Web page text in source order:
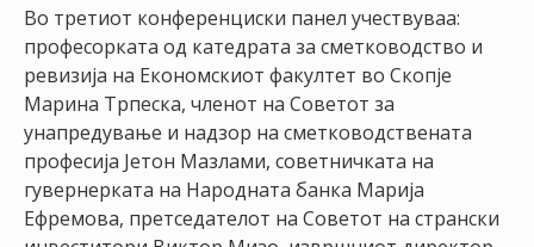
Во третиот конференциски панел учествуваа:
професорката од катедрата за сметководство и
ревизија на Економскиот факултет во Скопје
Марина Трпеска, членот на Советот за
унапредување и надзор на сметководствената
професија Јетон Мазлами, советничката на
гувернерката на Народната банка Марија
Ефремова, претседателот на Советот на странски